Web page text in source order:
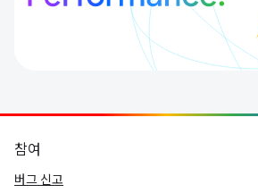
참여
버그 신고